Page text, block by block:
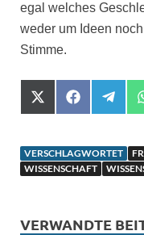
egal welches
weder um Ideen
Stimme.
X
(
i
t
t
)
F
a
b
o
o
e
g
r
a
VERSCHLAGWORTET
WISSENSCHAFT
VERWANDTE